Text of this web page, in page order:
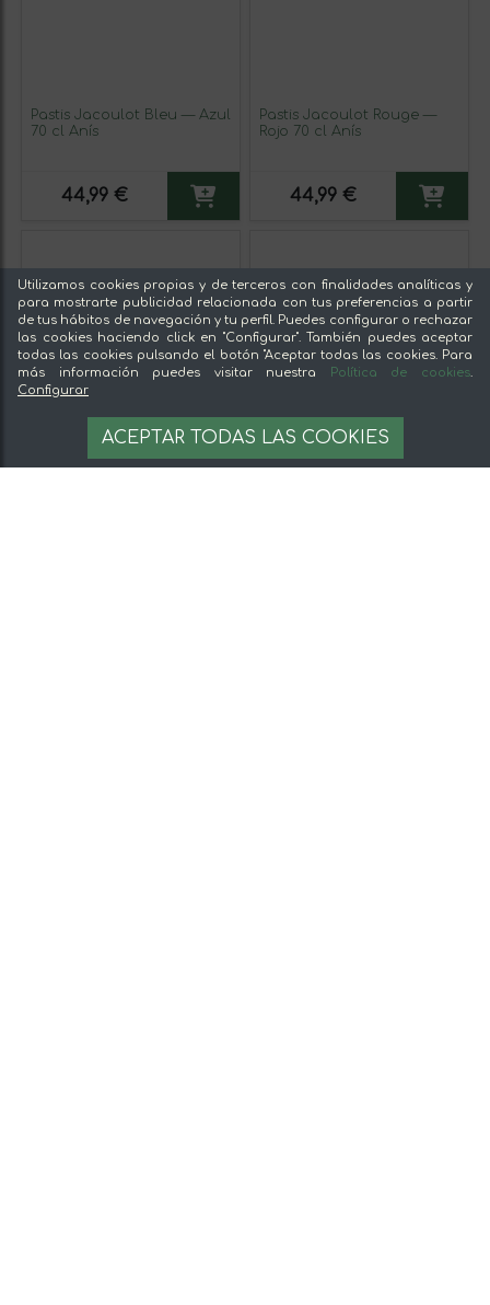
Pastis Jacoulot Bleu — Azul
70 cl Anís
44,99 €
Pastis Jacoulot Rouge —
Rojo 70 cl Anís
44,99 €
Utilizamos cookies propias y de terceros con finalidades analíticas y
para mostrarte publicidad relacionada con tus preferencias a partir
de tus hábitos de navegación y tu perfil. Puedes configurar o rechazar
las cookies haciendo click en "Configurar". También puedes aceptar
todas las cookies pulsando el botón "Aceptar todas las cookies. Para
más información puedes visitar nuestra
Política de cookies.
Configurar
ACEPTAR TODAS LAS COOKIES